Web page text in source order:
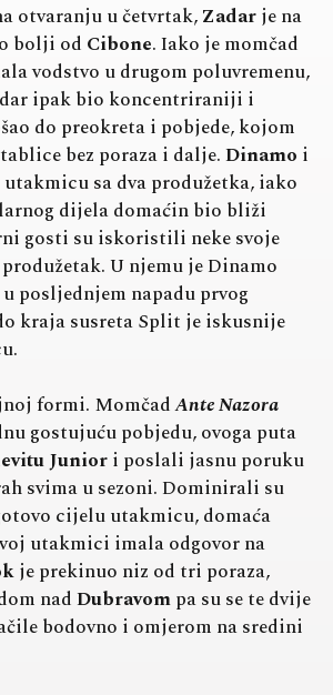
otvaranju u četvrtak,Zadarje na
bolji od Cibone. Iako je momčad
vodstvo u drugom poluvremenu,
ipak bio koncentriraniji i
do preokreta i pobjede, kojom
bez poraza i dalje.Dinamo i
sa dva produžetka, iako
dijela domaćin bio bliži
gosti su iskoristili neke svoje
U njemu je Dinamo
posljednjem napadu prvog
kraja susreta Split je iskusnije
formi. MomčadAnte Nazora
gostujuću pobjedu, ovoga puta
Juniori poslali jasnu poruku
svima u sezoni. Dominirali su
cijelu utakmicu, domaća
utakmici imala odgovor na
je prekinuo niz od tri poraza,
nadDubravompa su se te dvije
bodovno i omjerom na sredini